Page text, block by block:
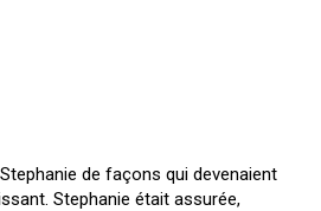
de façons qui devenaient
Stephanie était assurée,